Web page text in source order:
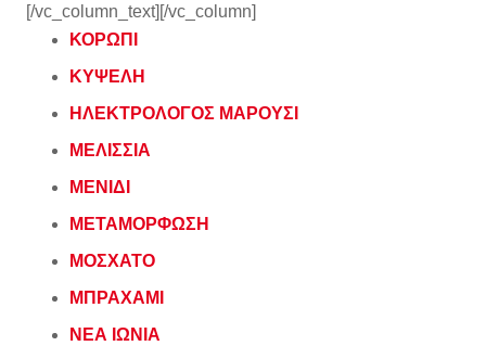
[/vc_column_text][/vc_column]
ΚΟΡΩΠΙ
ΚΥΨΕΛΗ
ΗΛΕΚΤΡΟΛΟΓΟΣ ΜΑΡΟΥΣΙ
ΜΕΛΙΣΣΙΑ
ΜΕΝΙΔΙ
ΜΕΤΑΜΟΡΦΩΣΗ
ΜΟΣΧΑΤΟ
ΜΠΡΑΧΑΜΙ
ΝΕΑ ΙΩΝΙΑ